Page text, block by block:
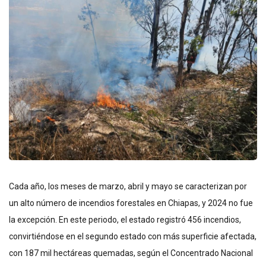
Cada año, los meses de marzo, abril y mayo se caracterizan por
un alto número de incendios forestales en Chiapas, y 2024 no fue
la excepción. En este periodo, el estado registró 456 incendios,
convirtiéndose en el segundo estado con más superficie afectada,
con 187 mil hectáreas quemadas, según el Concentrado Nacional